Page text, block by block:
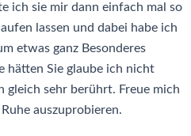
ich sie mir dann einfach mal so
lassen und dabei habe ich
etwas ganz Besonderes
hätten Sie glaube ich nicht
gleich sehr berührt. Freue mich
auszuprobieren.